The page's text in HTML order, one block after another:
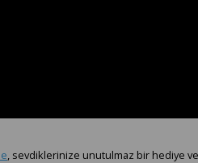
, sevdiklerinize unutulmaz bir hediye